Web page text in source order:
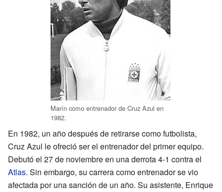
Marín como entrenador de Cruz Azul en
1982.
En 1982, un año después de retirarse como futbolista,
Cruz Azul le ofreció ser el entrenador del primer equipo.
Debutó el 27 de noviembre en una derrota 4-1 contra el
Atlas. Sin embargo, su carrera como entrenador se vio
afectada por una sanción de un año. Su asistente, Enrique